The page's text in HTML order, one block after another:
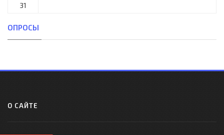
31
ОПРОСЫ
О САЙТЕ